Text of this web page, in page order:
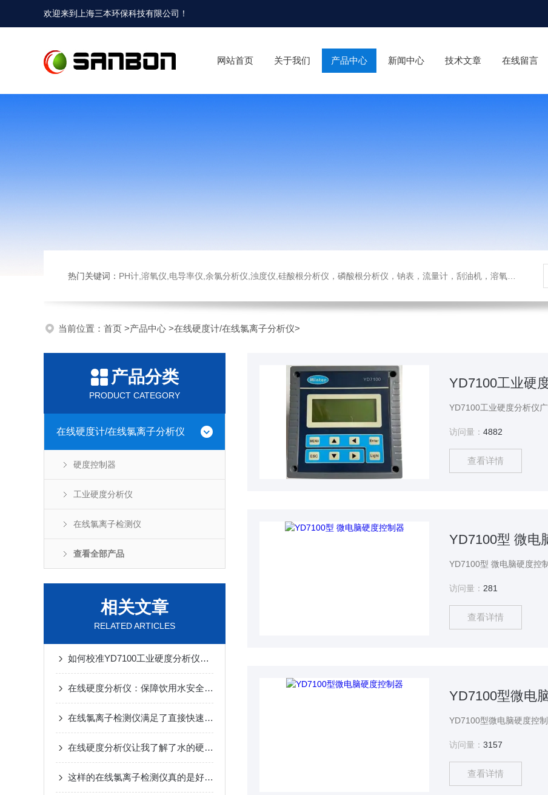
欢迎来到 上海三本环保科技有限公司 ！
网站首页 关于我们 产品中心 新闻中心 技术文章 在线留言
热门关键词： PH计,溶氧仪,电导率仪,余氯分析仪,浊度仪,硅酸根分析仪，磷酸根分析仪，钠表，流量计，刮油机，溶氧电极，PH电极，气体分析仪，氧化锆分析仪，压力变送器，刮油机，电导电极，锑电极，ORP电极，酸度计，气体检测仪，液位计，温度变送器，PH变送器
当前位置： 首页 >产品中心 >在线硬度计/在线氯离子分析仪>
产品分类
PRODUCT CATEGORY
在线硬度计/在线氯离子分析仪
硬度控制器
工业硬度分析仪
在线氯离子检测仪
查看全部产品
相关文章
RELATED ARTICLES
如何校准YD7100工业硬度分析仪以确保准确性？
在线硬度分析仪：保障饮用水安全的重要工具
在线氯离子检测仪满足了直接快速的检测环保性
在线硬度分析仪让我了解了水的硬度竟然还有这些门道
这样的在线氯离子检测仪真的是好用极了
YD7100工业硬
访问量：4882
查看详情
YD7100型 微电
访问量： 281
查看详情
YD7100型微电
访问量：3157
查看详情